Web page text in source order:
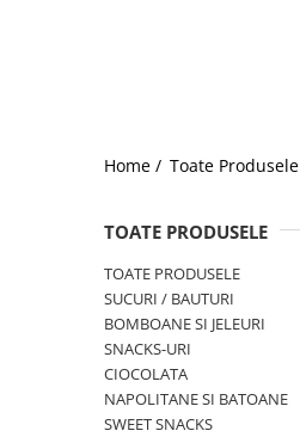
Home / Toate Produsele
TOATE PRODUSELE
TOATE PRODUSELE
SUCURI / BAUTURI
BOMBOANE SI JELEURI
SNACKS-URI
CIOCOLATA
NAPOLITANE SI BATOANE
SWEET SNACKS